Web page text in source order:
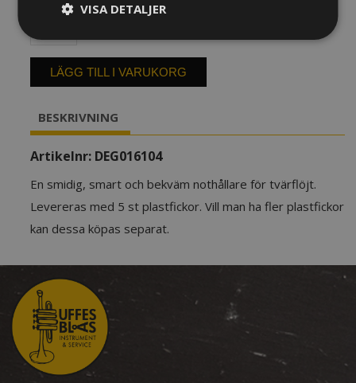
Nothållare
DEG
Flutist
Friend
Tvärflöjt
mängd
LÄGG TILL I VARUKORG
BESKRIVNING
Artikelnr: DEG016104
En smidig, smart och bekväm nothållare för tvärflöjt.
Levereras med 5 st plastfickor. Vill man ha fler plastfickor
kan dessa köpas separat.
VISA DETALJER